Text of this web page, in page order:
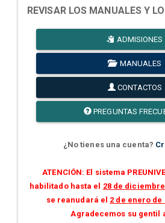
REVISAR LOS MANUALES Y
ADMISIONES
MANUALES
CONTACTOS
PREGUNTAS
¿No tienes una cuenta?
ATENCIÓN: El sistema
habilitado hasta el 28 de
se reanudará el 2 de enero de
Agradecemos su gentil